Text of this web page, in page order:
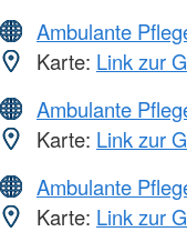
Ambulante
Karte: Link zur
Ambulante
Karte: Link zur
Ambulante
Karte: Link zur